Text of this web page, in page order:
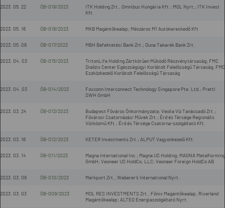
2023. 05. 22 ÖB-019/2023
ITK Holding Zrt., Omnibus Hungária Kft.; MOL Nyrt.; ITK Invest
Kft.
2023. 05. 16 ÖB-018/2023 MKB Magántőkealap; Mészáros M1 Autókereskedő Kft
2023. 05. 08 ÖB-017/2023 MBH Befektetési Bank Zrt.; Duna Takarék Bank Zrt.
2023. 04. 03 ÖB-015/2023
TritonLife Holding Zártkörűen Működő Részvénytársaság; FMC
Dialízis Center Egészségügyi Korlátolt Felelősségű Társaság; FMC
Eszközkezelő Korlátolt Felelősségű Társaság
2023. 04. 03 ÖB-014/2023
Foxconn Interconnect Technology Singapore Pte. Ltd.; Prettl
SWH GmbH
2023. 03. 24 ÖB-013/2023
Budapest Főváros Önkormányzata; Veolia Víz Tanácsadó Zrt.;
Fővárosi Csatornázási Művek Zrt.; Érd és Térsége Regionális
Víziközmű Kft.; Érd és Térsége Csatorna-szolgáltató Kft.
2023. 03. 16 ÖB-012/2023 KETER Investments Zrt.; ALPUT Vagyonkezelő Kft.
2023. 03. 14 ÖB-011/2023
Magna International Inc.; Magna US Holding; MAGNA Metalforming
GmbH; Veoneer US HoldCo, LLC; Veoneer Foreign HoldCo AB
2023. 03. 09 ÖB-010/2023 Merkport Zrt., Waberer’s International Nyrt.
2023. 03. 03 ÖB-009/2023
MOL RES INVESTMENTS Zrt., Főnix Magántőkealap, Riverland
Magántőkealap; ALTEO Energiaszolgáltató Nyrt.